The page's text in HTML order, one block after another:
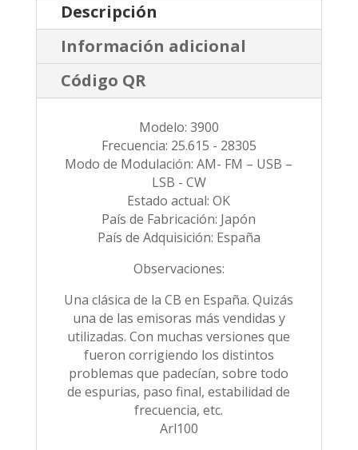
Descripción
Información adicional
Código QR
Modelo: 3900
Frecuencia: 25.615 - 28305
Modo de Modulación: AM- FM – USB –
LSB - CW
Estado actual: OK
País de Fabricación: Japón
País de Adquisición: España
Observaciones:
Una clásica de la CB en España. Quizás
una de las emisoras más vendidas y
utilizadas. Con muchas versiones que
fueron corrigiendo los distintos
problemas que padecían, sobre todo
de espurias, paso final, estabilidad de
frecuencia, etc.
Arl100